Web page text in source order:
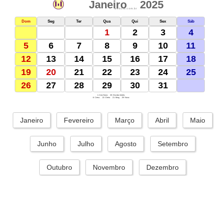
Janeiro 2025
webcid.com.br
Dom Seg Ter Qua Qui Sex Sáb
1 2 3
4
5
6 7 8 9 10
11
12
13 14 15 16 17
18
19
20 21 22 23 24
25
26
27 28 29 30 31
1: Ano Novo
20: Dia dos heróis
6: Cresc.
13: Cheia 21: Ming. 29: Nova
Janeiro Fevereiro Março Abril Maio
Junho Julho Agosto Setembro
Outubro Novembro Dezembro